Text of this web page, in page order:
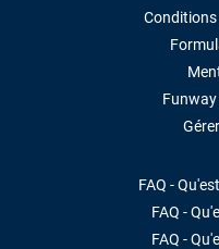
Conditions
Funway
FAQ -
FAQ -
FAQ -